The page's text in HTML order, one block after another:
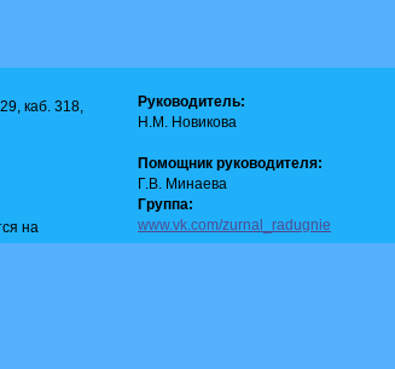
каб. 318,
на
Руководитель:
Н.М. Новикова
Помощник руководителя:
Г.В. Минаева
Группа:
www.vk.com/zurnal_radugnie